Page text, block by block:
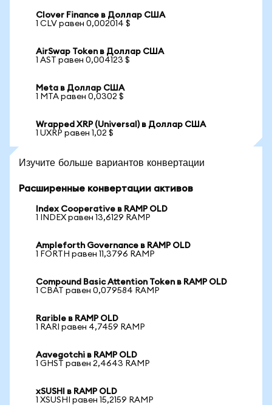
Clover Finance в Доллар США
1 CLV равен 0,002014 $
AirSwap Token в Доллар США
1 AST равен 0,004123 $
Meta в Доллар США
1 MTA равен 0,0302 $
Wrapped XRP (Universal) в Доллар США
1 UXRP равен 1,02 $
Изучите больше вариантов конвертации
Расширенные конвертации активов
Index Cooperative в RAMP OLD
1 INDEX равен 13,6129 RAMP
Ampleforth Governance в RAMP OLD
1 FORTH равен 11,3796 RAMP
Compound Basic Attention Token в RAMP OLD
1 CBAT равен 0,079584 RAMP
Rarible в RAMP OLD
1 RARI равен 4,7459 RAMP
Aavegotchi в RAMP OLD
1 GHST равен 2,4643 RAMP
xSUSHI в RAMP OLD
1 XSUSHI равен 15,2159 RAMP